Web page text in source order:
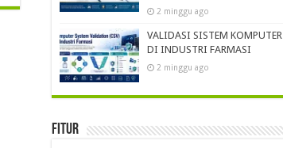
2 minggu ago
VALIDASI SISTEM KOMPUTER
DI INDUSTRI FARMASI
2 minggu ago
Fitur